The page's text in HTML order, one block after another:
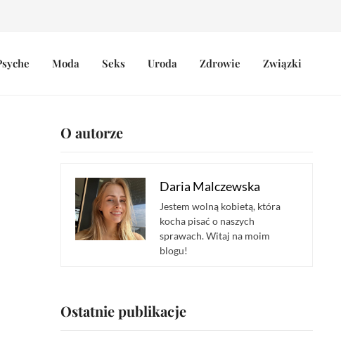
Moda Seks Uroda Zdrowie Związki
O autorze
Daria Malczewska
Jestem wolną kobietą, która
kocha pisać o naszych
sprawach. Witaj na moim
blogu!
Ostatnie publikacje